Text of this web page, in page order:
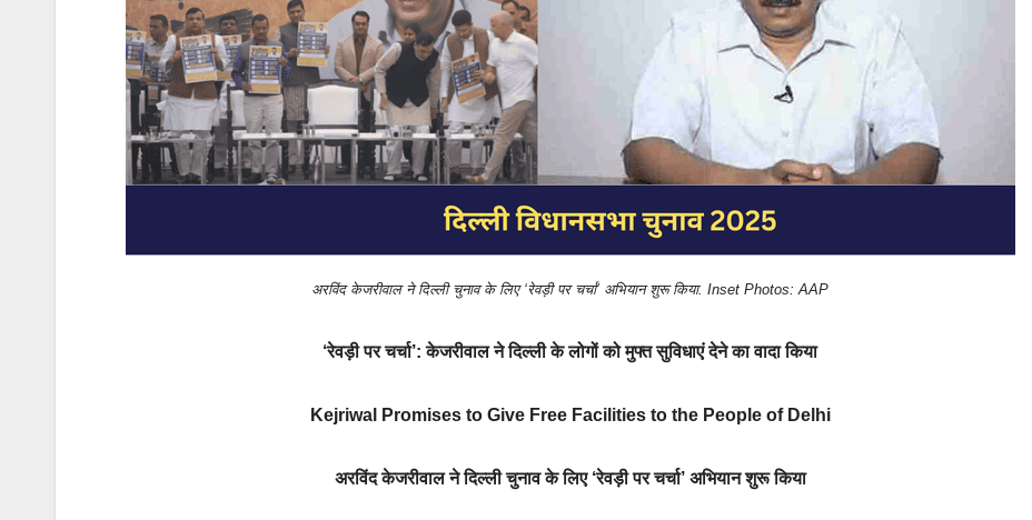
अरविंद केजरीवाल ने दिल्ली चुनाव के लिए ‘रेवड़ी पर चर्चा’ अभियान शुरू किया. Inset Photos: AAP
‘रेवड़ी पर चर्चा’: केजरीवाल ने दिल्ली के लोगों को मुफ्त सुविधाएं देने का वादा किया
Kejriwal Promises to Give Free Facilities to the People of Delhi
अरविंद केजरीवाल ने दिल्ली चुनाव के लिए ‘रेवड़ी पर चर्चा’ अभियान शुरू किया